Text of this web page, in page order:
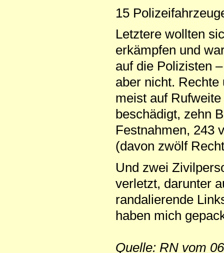
15
Letztere wollten
erkämpfen und
auf die Polizisten
aber nicht.
meist auf
beschädigt, zehn
Festnahmen, 243
(davon zwölf
Und zwei
verletzt, darunter
randalierende
haben mich
Quelle: RN vom